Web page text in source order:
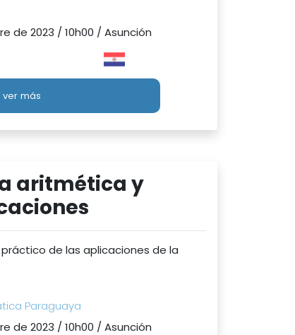
de 2023 / 10h00 / Asunción
ver más
aritmética y
de las aplicaciones de la
Paraguaya
de 2023 / 10h00 / Asunción